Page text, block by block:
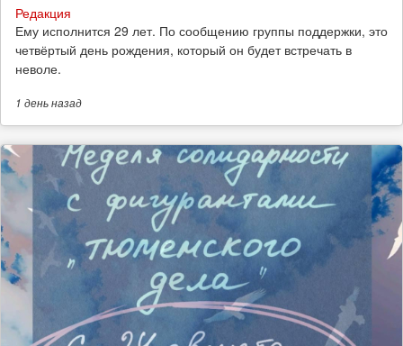
Редакция
Ему исполнится 29 лет. По сообщению группы поддержки, это
четвёртый день рождения, который он будет встречать в
неволе.
1 деньназад